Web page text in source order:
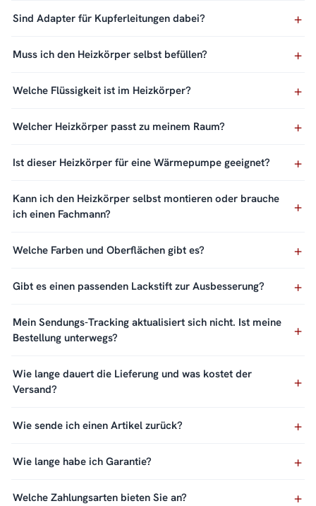
Sind Adapter für Kupferleitungen dabei?
Muss ich den Heizkörper selbst befüllen?
Welche Flüssigkeit ist im Heizkörper?
Welcher Heizkörper passt zu meinem Raum?
Ist dieser Heizkörper für eine Wärmepumpe geeignet?
Kann ich den Heizkörper selbst montieren oder brauche
ich einen Fachmann?
Welche Farben und Oberflächen gibt es?
Gibt es einen passenden Lackstift zur Ausbesserung?
Mein Sendungs-Tracking aktualisiert sich nicht. Ist meine
Bestellung unterwegs?
Wie lange dauert die Lieferung und was kostet der
Versand?
Wie sende ich einen Artikel zurück?
Wie lange habe ich Garantie?
Welche Zahlungsarten bieten Sie an?